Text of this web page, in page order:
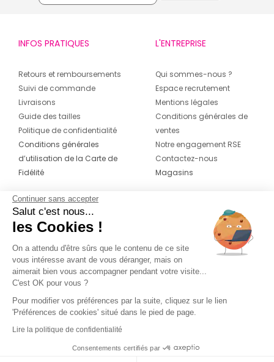
INFOS PRATIQUES
Retours et remboursements
Suivi de commande
Livraisons
Guide des tailles
Politique de confidentialité
Conditions générales
d’utilisation de la Carte de
Fidélité
L'ENTREPRISE
Qui sommes-nous ?
Espace recrutement
Mentions légales
Conditions générales de
ventes
Notre engagement RSE
Contactez-nous
Magasins
CONTACT
04 42 20 78 42
Du lundi au jeudi de 8h30 à 16h30 & le
vendredi de 8h30 à 15h30
Continuer sans accepter
Salut c'est nous...
les Cookies !
On a attendu d'être sûrs que le contenu de ce site
vous intéresse avant de vous déranger, mais on
aimerait bien vous accompagner pendant votre visite...
C'est OK pour vous ?
Pour modifier vos préférences par la suite, cliquez sur le lien
'Préférences de cookies' situé dans le pied de page.
Lire la politique de confidentialité
Consentements certifiés par